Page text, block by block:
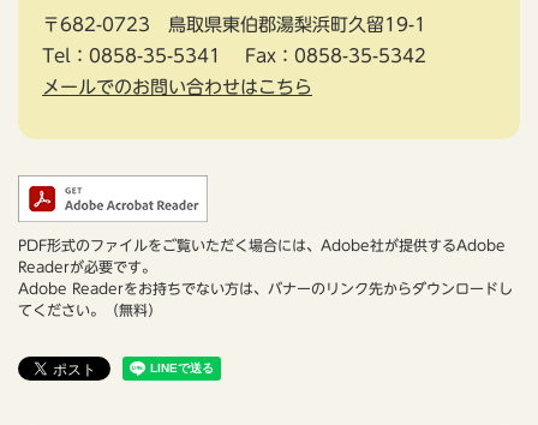
〒682-0723
鳥取県東伯郡湯梨浜町久留19-1
Tel：0858-35-5341
Fax：0858-35-5342
メールでのお問い合わせはこちら
PDF形式のファイルをご覧いただく場合には、Adobe社が提供するAdobe
Readerが必要です。
Adobe Readerをお持ちでない方は、バナーのリンク先からダウンロードし
てください。（無料）